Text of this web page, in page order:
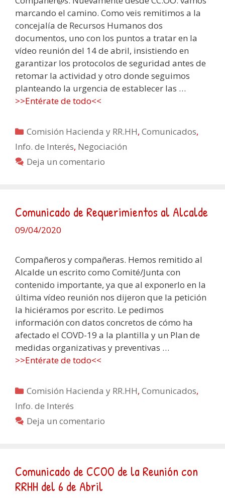
marcando el camino. Como veis remitimos a la
concejalía de Recursos Humanos dos
documentos, uno con los puntos a tratar en la
vídeo reunión del 14 de abril, insistiendo en
garantizar los protocolos de seguridad antes de
retomar la actividad y otro donde seguimos
planteando la urgencia de establecer las …
>>Entérate de todo<<
Categorías
Comisión Hacienda y RR.HH,Comunicados,
Info. de Interés, Negociación
Deja un comentario
Comunicado de Requerimientos al Alcalde
09/04/2020
Compañeros y compañeras. Hemos remitido al
Alcalde un escrito como Comité/Junta con
contenido importante, ya que al exponerlo en la
última vídeo reunión nos dijeron que la petición
la hiciéramos por escrito. Le pedimos
información con datos concretos de cómo ha
afectado el COVD-19 a la plantilla y un Plan de
medidas organizativas y preventivas …
>>Entérate de todo<<
Categorías
Comisión Hacienda y RR.HH,Comunicados,
Info. de Interés
Deja un comentario
Comunicado de CCOO de la Reunión con
RRHH del 6 de Abril